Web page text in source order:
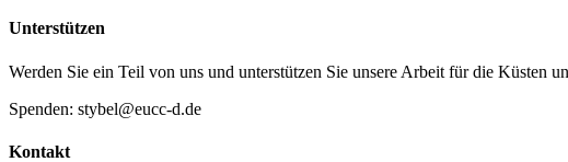
Unterstützen
Werden Sie ein Teil von uns und unterstützen Sie unsere Arbeit für die Küsten
Spenden: stybel@eucc-d.de
Kontakt